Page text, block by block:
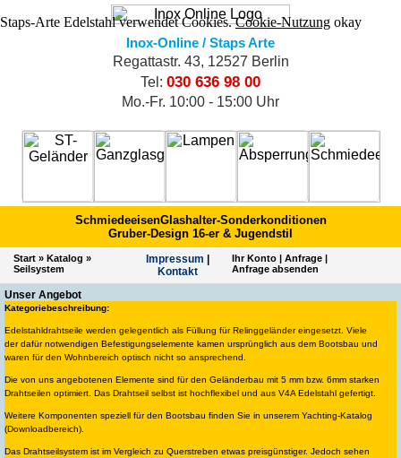
Staps-Arte Edelstahl verwendet Cookies.Cookie-Nutzung okay
Inox-Online / Staps Arte
Regattastr. 43, 12527 Berlin
Tel: 030 636 98 00
Mo.-Fr. 10:00 - 15:00 Uhr
SchmiedeeisenGlashalter-Sonderkonditionen
Gruber-Design 16-er & Jugendstil
Start » Katalog »
Seilsystem
Impres­sum
Kontakt
Ihr Konto| Anfrage|
Anfrage absenden
Unser Angebot
Kategoriebeschreibung:
Edelstahldrahtseile werden gelegentlich als Füllung für Relinggeländer eingesetzt. Viele
der dafür notwendigen Befestigungselemente kamen ursprünglich aus dem Bootsbau und
waren für den Wohnbereich optisch nicht so ansprechend.
Die von uns angebotenen Elemente sind für den Geländerbau mit 5 mm bzw. 6mm starken
Drahtseilen optimiert. Das Drahtseil selbst ist hochflexibel und aus V4A Edelstahl gefertigt.
Weitere Komponenten speziell für den Bootsbau finden Sie in unserem Yachting-Katalog
(Downloadbereich).
Das Drahtseilsystem ist im Vergleich zu Querstreben etwas preisgünstiger. Jedoch sehen